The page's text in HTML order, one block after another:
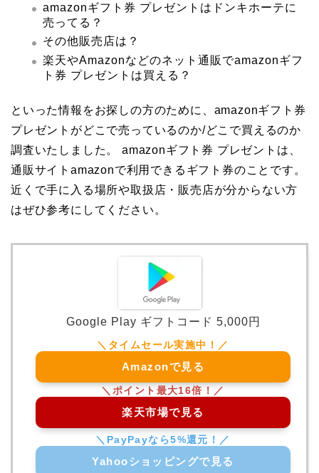
amazonギフト券 プレゼントはドンキホーテに
売ってる？
その他販売店は？
楽天やAmazonなどのネット通販でamazonギフ
ト券 プレゼントは買える？
といった情報をお探しの方のために、amazonギフト券
プレゼントがどこで売っているのか/どこで買えるのか
調査いたしました。 amazonギフト券 プレゼントは、
通販サイトamazonで利用できるギフト券のことです。
近くで手に入る場所や取扱店・販売店が分からない方
はぜひ参考にしてください。
Google Play ギフトコード 5,000円
Amazonで見る
楽天市場で見る
Yahooショッピングで見る